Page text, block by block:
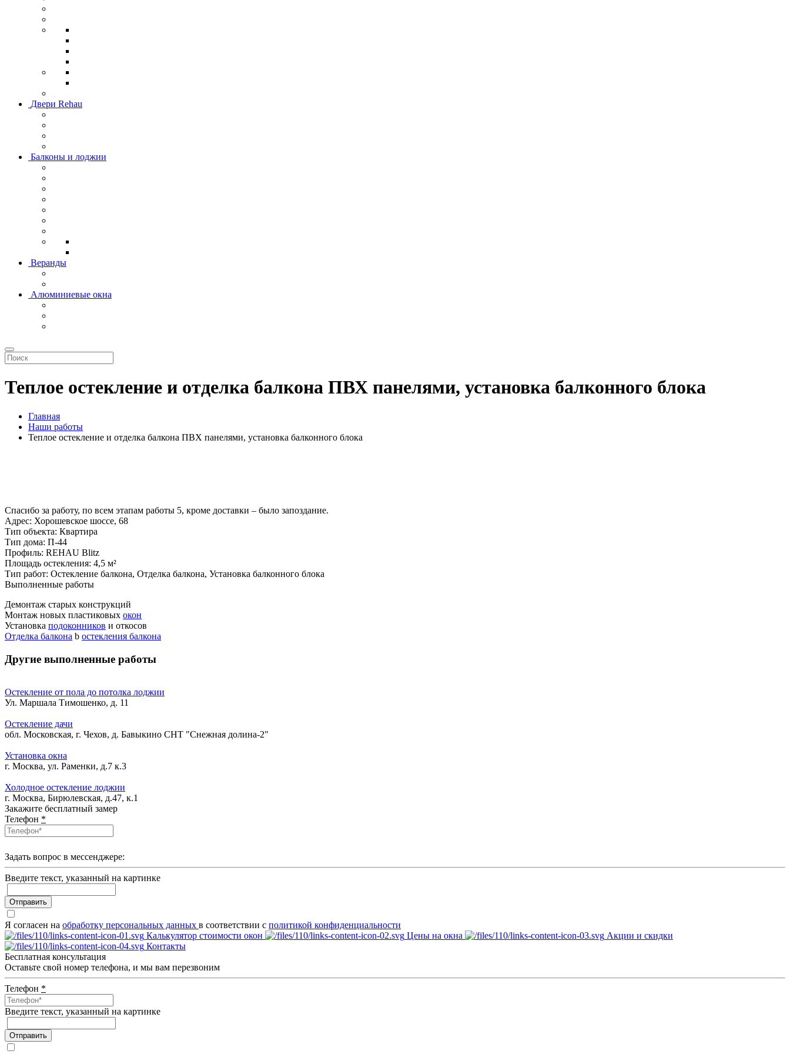
Двери Rehau
Балконы и лоджии
Веранды
Алюминиевые окна
Теплое остекление и отделка балкона ПВХ панелями, установка балконного блока
Главная
Наши работы
Теплое остекление и отделка балкона ПВХ панелями, установка балконного блока
Спасибо за работу, по всем этапам работы 5, кроме доставки – было запоздание.
Адрес: Хорошевское шоссе, 68
Тип объекта: Квартира
Тип дома: П-44
Профиль: REHAU Blitz
Площадь остекления: 4,5 м²
Тип работ: Остекление балкона, Отделка балкона, Установка балконного блока
Выполненные работы
Демонтаж старых конструкций
Монтаж новых пластиковых окон
Установка подоконников и откосов
Отделка балкона b остекления балкона
Другие выполненные работы
Остекление от пола до потолка лоджии
Ул. Маршала Тимошенко, д. 11
Остекление дачи
обл. Московская, г. Чехов, д. Бавыкино СНТ "Снежная долина-2"
Установка окна
г. Москва, ул. Раменки, д.7 к.3
Холодное остекление лоджии
г. Москва, Бирюлевская, д.47, к.1
Закажите бесплатный замер
Телефон *
Задать вопрос в мессенджере:
Введите текcт, указанный на картинке
Отправить
Я согласен на обработку персональных данных в соответствии с политикой конфиденциальности
Калькулятор стоимости окон
Цены на окна
Акции и скидки
Контакты
Бесплатная консультация
Оставьте свой номер телефона, и мы вам перезвоним
Телефон *
Введите текcт, указанный на картинке
Отправить